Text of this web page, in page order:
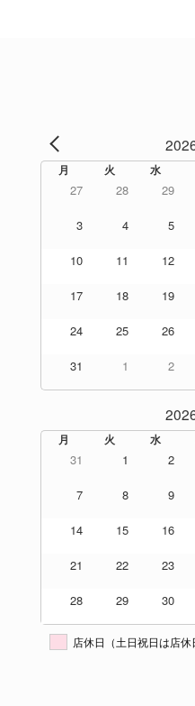
月 火 水
27 28 29
3 4 5
10 11 12
17 18 19
24 25 26
31 1 2
月 火 水
31 1 2
7 8 9
14 15 16
21 22 23
28 29 30
店休日（土日祝日は店休